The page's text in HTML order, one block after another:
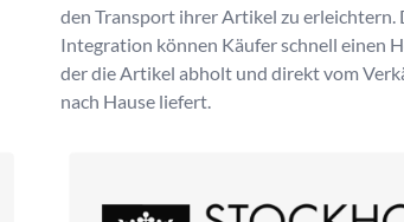
den Transport ihrer Artikel zu erleichtern.
Integration können Käufer schnell einen
der die Artikel abholt und direkt vom
nach Hause liefert.